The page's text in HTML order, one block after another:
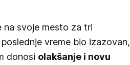
na svoje mesto za tri
vreme bio izazovan,
donosi olakšanje i novu